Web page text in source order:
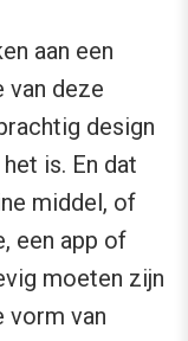
aan een
van deze
design
is. En dat
middel, of
een app of
moeten zijn
vorm van